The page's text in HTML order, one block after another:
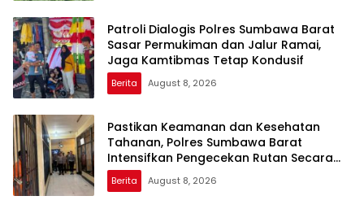
Patroli Dialogis Polres Sumbawa Barat
Sasar Permukiman dan Jalur Ramai,
Jaga Kamtibmas Tetap Kondusif
Berita August 8, 2026
Pastikan Keamanan dan Kesehatan
Tahanan, Polres Sumbawa Barat
Intensifkan Pengecekan Rutan Secara
Berkala
Berita August 8, 2026